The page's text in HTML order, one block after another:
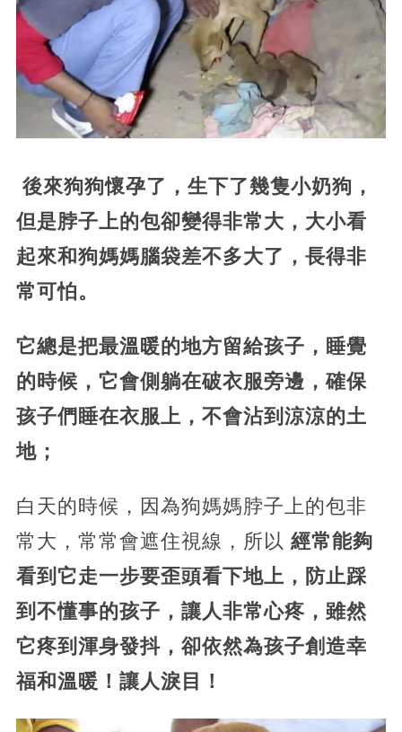
後來狗狗懷孕了，生下了幾隻小奶狗，
但是脖子上的包卻變得非常大，大小看
起來和狗媽媽腦袋差不多大了，長得非
常可怕。
它總是把最溫暖的地方留給孩子，睡覺
的時候，它會側躺在破衣服旁邊，確保
孩子們睡在衣服上，不會沾到涼涼的土
地；
白天的時候，因為狗媽媽脖子上的包非
常大，常常會遮住視線，所以 經常能夠
看到它走一步要歪頭看下地上，防止踩
到不懂事的孩子，讓人非常心疼，雖然
它疼到渾身發抖，卻依然為孩子創造幸
福和溫暖！讓人淚目！